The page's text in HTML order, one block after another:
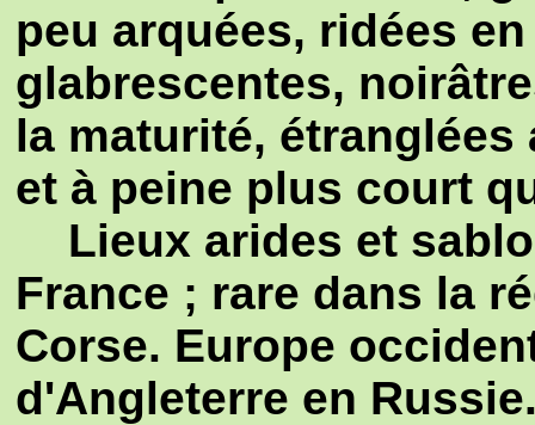
peu arquées, ridées
glabrescentes,
la maturité,
et à peine plus court
Lieux arides et
France ; rare dans la
Corse. Europe
d'Angleterre en